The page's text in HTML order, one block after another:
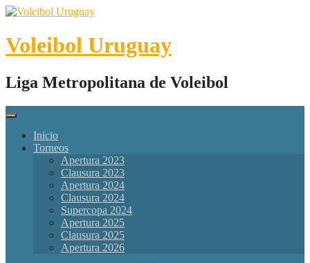
Skip
content
Voleibol Uruguay
Liga Metropolitana de Voleibol
Inicio
Torneos
Apertura 2023
Clausura 2023
Apertura 2024
Clausura 2024
Supercopa 2024
Apertura 2025
Clausura 2025
Apertura 2026